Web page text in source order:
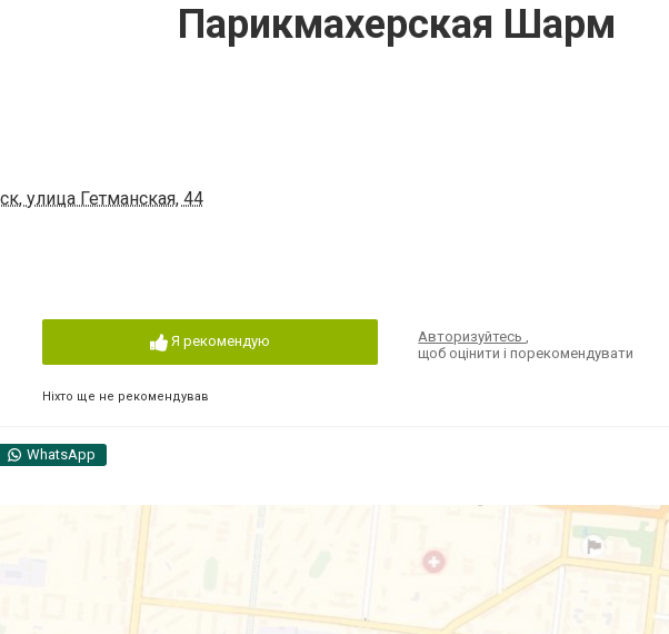
Парикмахерская Шарм
улица Гетманская, 44
Я рекомендую
Ніхто ще не рекомендував
Авторизуйтесь,
щоб оцінити і порекомендувати
WhatsApp